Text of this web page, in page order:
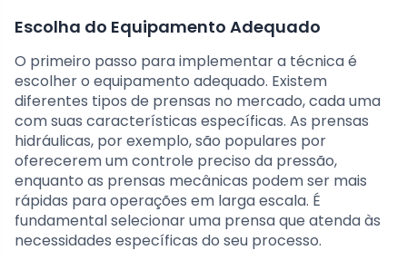
Escolha do Equipamento Adequado
O primeiro passo para implementar a técnica é
escolher o equipamento adequado. Existem
diferentes tipos de prensas no mercado, cada uma
com suas características específicas. As prensas
hidráulicas, por exemplo, são populares por
oferecerem um controle preciso da pressão,
enquanto as prensas mecânicas podem ser mais
rápidas para operações em larga escala. É
fundamental selecionar uma prensa que atenda às
necessidades específicas do seu processo.